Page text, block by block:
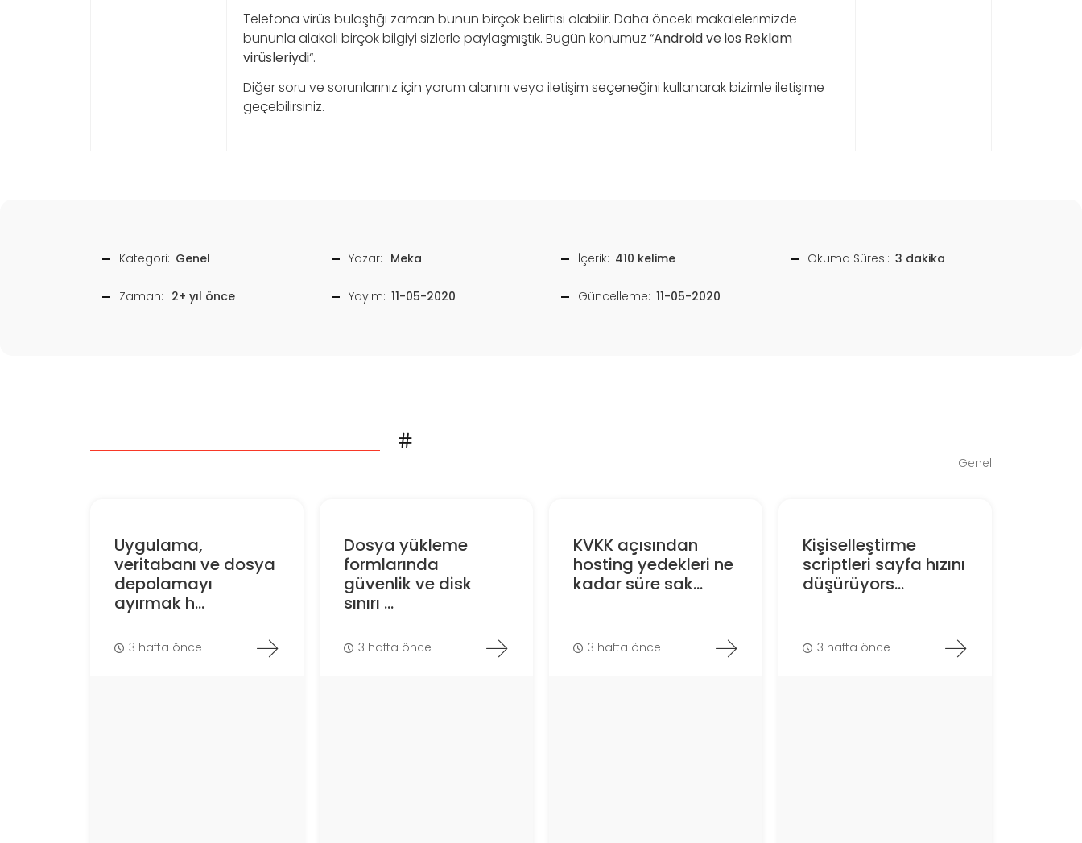
Telefona virüs bulaştığı zaman bunun birçok belirtisi olabilir. Daha önceki makalelerimizde
bununla alakalı birçok bilgiyi sizlerle paylaşmıştık. Bugün konumuz “Android ve ios Reklam
virüsleriydi“.
Diğer soru ve sorunlarınız için yorum alanını veya iletişim seçeneğini kullanarak bizimle iletişime
geçebilirsiniz.
Kategori: Genel Yazar: Meka İçerik: 410 kelime Okuma Süresi: 3 dakika
Zaman: 2+ yıl önce Yayım: 11-05-2020 Güncelleme: 11-05-2020
Genel
Uygulama,
veritabanı ve dosya
depolamayı
ayırmak h...
3 hafta önce
Dosya yükleme
formlarında
güvenlik ve disk
sınırı ...
3 hafta önce
KVKK açısından
hosting yedekleri ne
kadar süre sak...
3 hafta önce
Kişiselleştirme
scriptleri sayfa hızını
düşürüyors...
3 hafta önce